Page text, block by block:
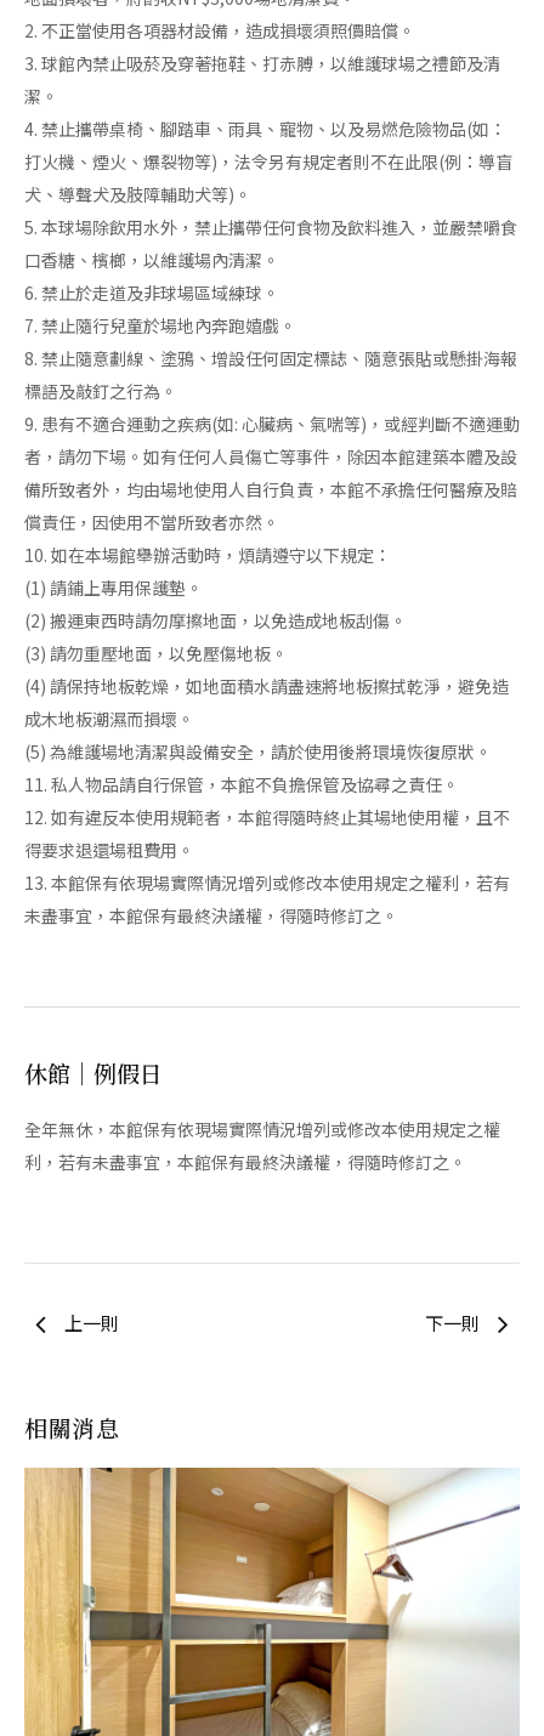
2. 不正當使用各項器材設備，造成損壞須照價賠償。
3. 球館內禁止吸菸及穿著拖鞋、打赤膊，以維護球場之禮節及清
潔。
4. 禁止攜帶桌椅、腳踏車、雨具、寵物、以及易燃危險物品(如：
打火機、煙火、爆裂物等)，法令另有規定者則不在此限(例：導盲
犬、導聲犬及肢障輔助犬等)。
5. 本球場除飲用水外，禁止攜帶任何食物及飲料進入，並嚴禁嚼食
口香糖、檳榔，以維護場內清潔。
6. 禁止於走道及非球場區域練球。
7. 禁止隨行兒童於場地內奔跑嬉戲。
8. 禁止隨意劃線、塗鴉、增設任何固定標誌、隨意張貼或懸掛海報
標語及敲釘之行為。
9. 患有不適合運動之疾病(如: 心臟病、氣喘等)，或經判斷不適運動
者，請勿下場。如有任何人員傷亡等事件，除因本館建築本體及設
備所致者外，均由場地使用人自行負責，本館不承擔任何醫療及賠
償責任，因使用不當所致者亦然。
10. 如在本場館舉辦活動時，煩請遵守以下規定：
(1) 請鋪上專用保護墊。
(2) 搬運東西時請勿摩擦地面，以免造成地板刮傷。
(3) 請勿重壓地面，以免壓傷地板。
(4) 請保持地板乾燥，如地面積水請盡速將地板擦拭乾淨，避免造
成木地板潮濕而損壞。
(5) 為維護場地清潔與設備安全，請於使用後將環境恢復原狀。
11. 私人物品請自行保管，本館不負擔保管及協尋之責任。
12. 如有違反本使用規範者，本館得隨時終止其場地使用權，且不
得要求退還場租費用。
13. 本館保有依現場實際情況增列或修改本使用規定之權利，若有
未盡事宜，本館保有最終決議權，得隨時修訂之。
休館｜例假日
全年無休，本館保有依現場實際情況增列或修改本使用規定之權
利，若有未盡事宜，本館保有最終決議權，得隨時修訂之。
上一則 下一則
相關消息